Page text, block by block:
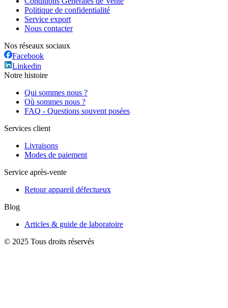
Politique de confidentialité
Service export
Nous contacter
Nos réseaux sociaux
Facebook
Linkedin
Notre histoire
Qui sommes nous ?
Où sommes nous ?
FAQ - Questions souvent posées
Services client
Livraisons
Modes de paiement
Service après-vente
Retour appareil défectueux
Blog
Articles & guide de laboratoire
© 2025 Tous droits réservés